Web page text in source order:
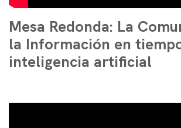
Mesa Redonda: La
la Información en
inteligencia artificial